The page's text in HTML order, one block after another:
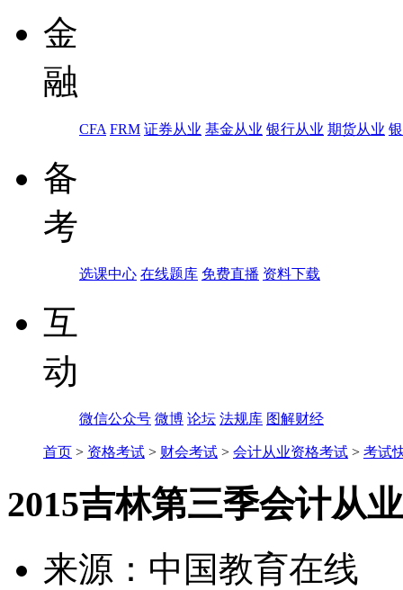
金
融
CFA FRM 证券从业 基金从业 银行从业 期货从业
备
考
选课中心 在线题库 免费直播 资料下载
互
动
微信公众号 微博 论坛 法规库 图解财经
首页 > 资格考试 > 财会考试 > 会计从业资格考试 > 考试
2015吉林第三季会计从
来源： 中国教育在线